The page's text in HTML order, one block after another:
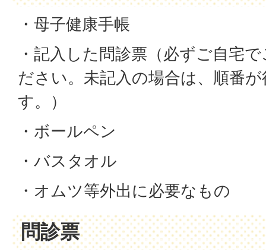
・母子健康手帳
・記入した問診票（必ずご自宅
ださい。未記入の場合は、順番
す。）
・ボールペン
・バスタオル
・オムツ等外出に必要なもの
問診票